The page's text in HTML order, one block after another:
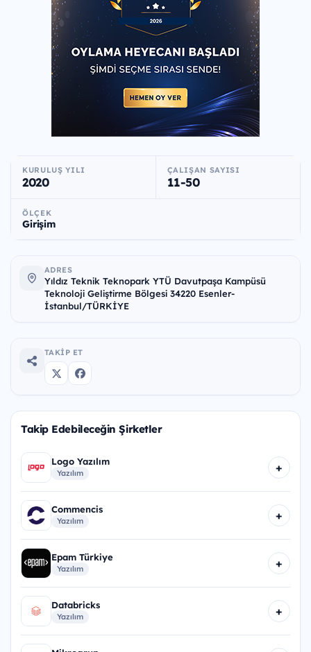
KURULUŞ YILI
2020
ÇALIŞAN SAYISI
11-50
ÖLÇEK
Girişim
ADRES
Yıldız Teknik Teknopark YTÜ Davutpaşa Kampüsü
Teknoloji Geliştirme Bölgesi 34220 Esenler-
İstanbul/TÜRKİYE
TAKIP ET
Takip Edebileceğin Şirketler
Logo Yazılım
Yazılım +
Commencis
Yazılım +
Epam Türkiye
Yazılım +
Databricks
Yazılım +